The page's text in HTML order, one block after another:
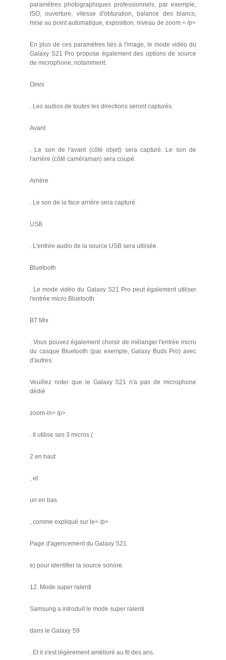
paramètres photographiques professionnels, par exemple,
ISO, ouverture, vitesse d'obturation, balance des blancs,
mise au point automatique, exposition, niveau de zoom.< /p>
En plus de ces paramètres liés à l'image, le mode vidéo du
Galaxy S21 Pro propose également des options de source
de microphone, notamment:
Omni
. Les audios de toutes les directions seront capturés.
Avant
. Le son de l'avant (côté objet) sera capturé. Le son de
l'arrière (côté caméraman) sera coupé.
Arrière
. Le son de la face arrière sera capturé.
USB
. L'entrée audio de la source USB sera utilisée.
Bluetooth
. Le mode vidéo du Galaxy S21 Pro peut également utiliser
l'entrée micro Bluetooth
BT Mix
. Vous pouvez également choisir de mélanger l'entrée micro
du casque Bluetooth (par exemple, Galaxy Buds Pro) avec
d'autres.
Veuillez noter que le Galaxy S21 n'a pas de microphone
dédié
zoom-in< /p>
. Il utilise ses 3 micros (
2 en haut
, et
un en bas
, comme expliqué sur le< /p>
Page d'agencement du Galaxy S21
e) pour identifier la source sonore.
12. Mode super ralenti
Samsung a introduit le mode super ralenti
dans le Galaxy S9
. Et il s'est légèrement amélioré au fil des ans.